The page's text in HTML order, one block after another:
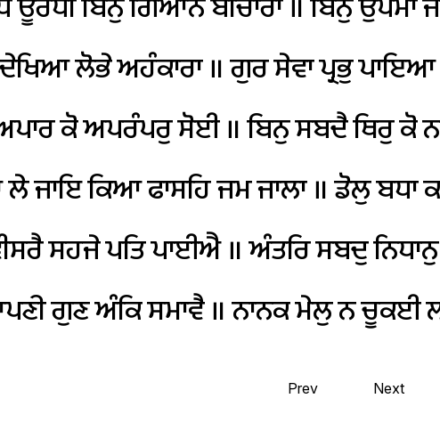
ਲੋਭੇਅਹੰਕਾਰਾ॥ਗੁਰਸੇਵਾਪ੍ਰਭੁਪਾਇਆ
ਕੋਅਪਰੰਪਰੁਸੋਈ॥ਬਿਨੁਸਬਦੈਥਿਰੁਕੋ
ਲੇਜਾਇਕਿਆਫਾਸਹਿਜਮਜਾਲਾ॥ਡੋਲੁਬਧਾ
ਸਹਜੇਪਤਿਪਾਈਐ॥ਅੰਤਰਿਸਬਦੁਨਿਧਾਨੁ
ਗੁਣਅੰਕਿਸਮਾਵੈ॥ਨਾਨਕਮੇਲੁਨਚੂਕਈ
Prev Next